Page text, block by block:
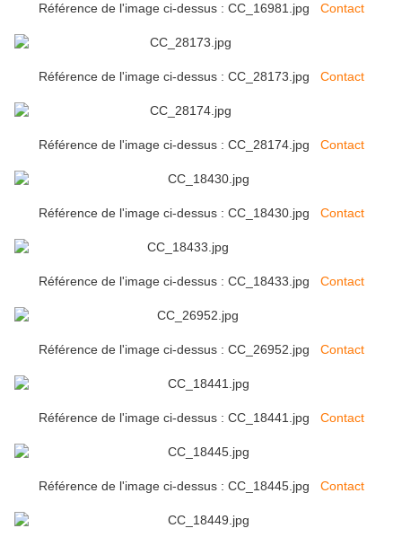
Référence de l'image ci-dessus : CC_16981.jpg Contact
Référence de l'image ci-dessus : CC_28173.jpg Contact
Référence de l'image ci-dessus : CC_28174.jpg Contact
Référence de l'image ci-dessus : CC_18430.jpg Contact
Référence de l'image ci-dessus : CC_18433.jpg Contact
Référence de l'image ci-dessus : CC_26952.jpg Contact
Référence de l'image ci-dessus : CC_18441.jpg Contact
Référence de l'image ci-dessus : CC_18445.jpg Contact